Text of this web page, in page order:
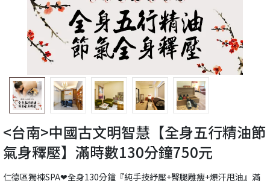
<台南>中國古文明智慧【全身五行精油節
氣身釋壓】滿時數130分鐘750元
仁德區獨棟SPA❤全身130分鐘『純手技紓壓+臀腿雕瘦+爆汗甩油』滿